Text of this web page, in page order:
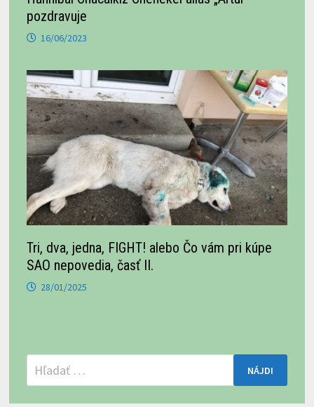
pozdravuje
16/06/2023
Tri, dva, jedna, FIGHT! alebo Čo vám pri kúpe
SAO nepovedia, časť II.
28/01/2025
Hľadať: